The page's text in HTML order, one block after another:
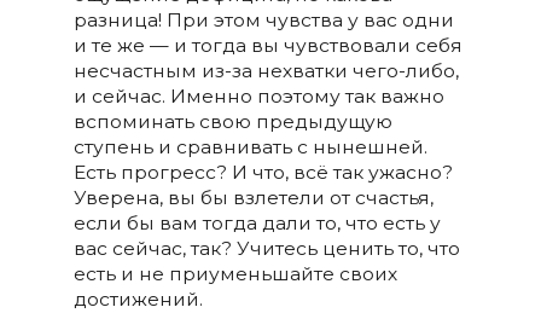
разница! При этом чувства у вас одни
и те же — и тогда вы чувствовали себя
несчастным из-за нехватки чего-либо,
и сейчас. Именно поэтому так важно
вспоминать свою предыдущую
ступень и сравнивать с нынешней.
Есть прогресс? И что, всё так ужасно?
Уверена, вы бы взлетели от счастья,
если бы вам тогда дали то, что есть у
вас сейчас, так? Учитесь ценить то, что
есть и не приуменьшайте своих
достижений.